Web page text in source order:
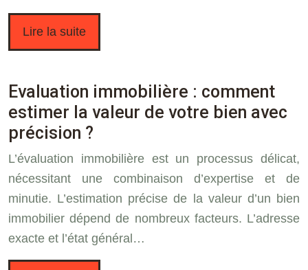
Lire la suite
Evaluation immobilière : comment
estimer la valeur de votre bien avec
précision ?
L’évaluation immobilière est un processus délicat,
nécessitant une combinaison d’expertise et de
minutie. L’estimation précise de la valeur d’un bien
immobilier dépend de nombreux facteurs. L’adresse
exacte et l’état général…